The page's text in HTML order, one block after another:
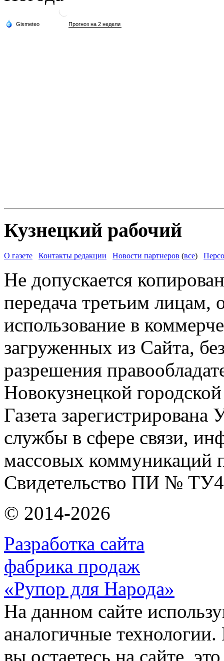
Кузнецкий рабочий
О газете Контакты редакции Новости партнеров (все)
Не допускается
передача третьим лицам,
использование в
загруженных из Сайта,
разрешения
Новокузнецкой
Газета
службы в сфере связи,
массовых коммуникаций
Свидетельство ПИ №
© 2014-2026
Разработка сайта
фабрика продаж
«Рупор для Народа»
На данном сайте
аналогичные
вы остаетесь на сайте,